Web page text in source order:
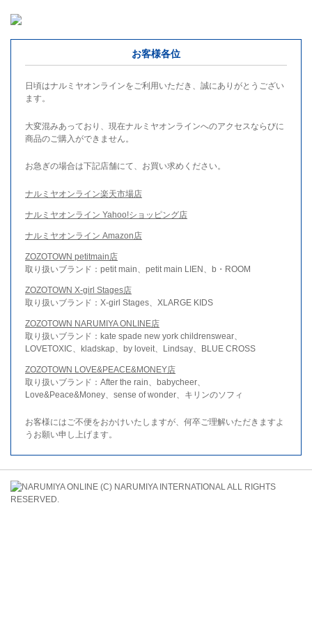
お客様各位
日頃はナルミヤオンラインをご利用いただき、誠にありがとうござい
ます。
大変混みあっており、現在ナルミヤオンラインへのアクセスならびに
商品のご購入ができません。
お急ぎの場合は下記店舗にて、お買い求めください。
ナルミヤオンライン楽天市場店
ナルミヤオンライン Yahoo!ショッピング店
ナルミヤオンライン Amazon店
ZOZOTOWN petitmain店
取り扱いブランド：petit main、petit main LIEN、b・ROOM
ZOZOTOWN X-girl Stages店
取り扱いブランド：X-girl Stages、XLARGE KIDS
ZOZOTOWN NARUMIYA ONLINE店
取り扱いブランド：kate spade new york childrenswear、
LOVETOXIC、kladskap、by loveit、Lindsay、BLUE CROSS
ZOZOTOWN LOVE&PEACE&MONEY店
取り扱いブランド：After the rain、babycheer、
Love&Peace&Money、sense of wonder、キリンのソフィ
お客様にはご不便をおかけいたしますが、何卒ご理解いただきますよ
うお願い申し上げます。